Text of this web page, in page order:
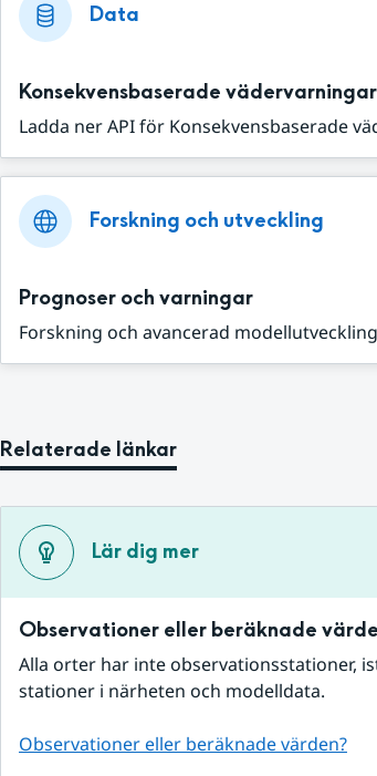
Data
Konsekvensbaserade
Ladda ner API för Konsekvensbaserade
Forskning och utveckling
Prognoser och varningar
Forskning och avancerad
Relaterade länkar
Lär dig mer
Observationer eller beräknade
Alla orter har inte observationsstationer,
stationer i närheten och modelldata.
Observationer eller beräknade värden?